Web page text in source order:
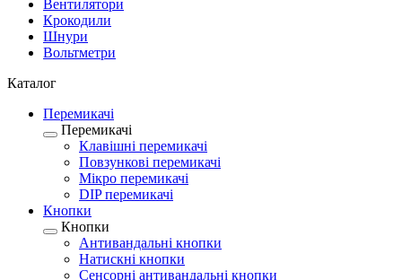
Вентилятори
Крокодили
Шнури
Вольтметри
Каталог
Перемикачі
Перемикачі
Клавішні перемикачі
Повзункові перемикачі
Мікро перемикачі
DIP перемикачі
Кнопки
Кнопки
Антивандальні кнопки
Натискні кнопки
Сенсорні антивандальні кнопки